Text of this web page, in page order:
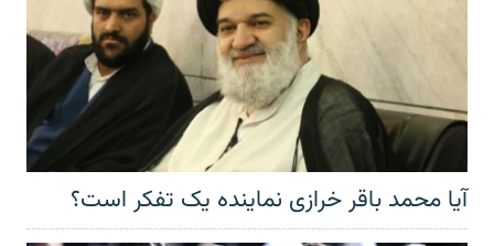
آیا محمد باقر خرازی نماینده یک تفکر است؟